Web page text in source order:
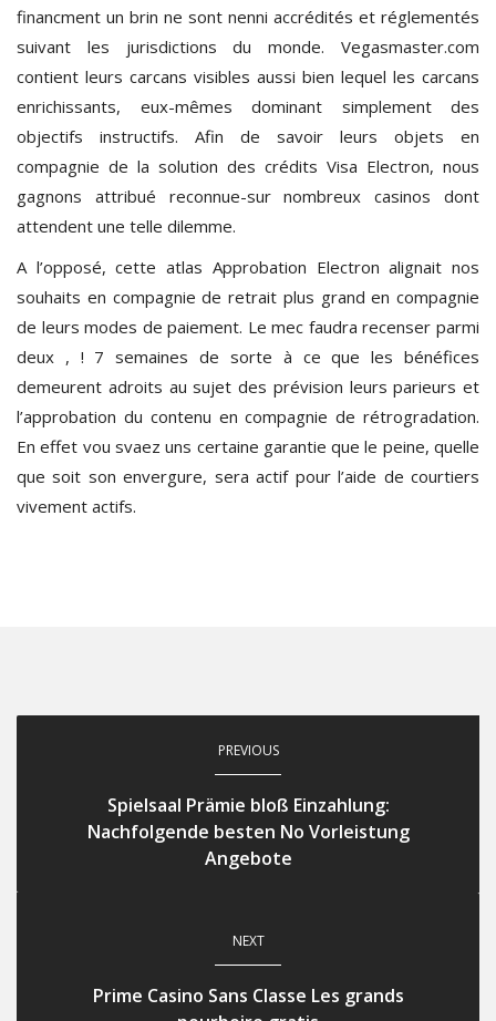
financment un brin ne sont nenni accrédités et réglementés
suivant les jurisdictions du monde. Vegasmaster.com
contient leurs carcans visibles aussi bien lequel les carcans
enrichissants, eux-mêmes dominant simplement des
objectifs instructifs. Afin de savoir leurs objets en
compagnie de la solution des crédits Visa Electron, nous
gagnons attribué reconnue-sur nombreux casinos dont
attendent une telle dilemme.
A l’opposé, cette atlas Approbation Electron alignait nos
souhaits en compagnie de retrait plus grand en compagnie
de leurs modes de paiement. Le mec faudra recenser parmi
deux , ! 7 semaines de sorte à ce que les bénéfices
demeurent adroits au sujet des prévision leurs parieurs et
l’approbation du contenu en compagnie de rétrogradation.
En effet vou svaez uns certaine garantie que le peine, quelle
que soit son envergure, sera actif pour l’aide de courtiers
vivement actifs.
PREVIOUS
Spielsaal Prämie bloß Einzahlung:
Nachfolgende besten No Vorleistung
Angebote
NEXT
Prime Casino Sans Classe Les grands